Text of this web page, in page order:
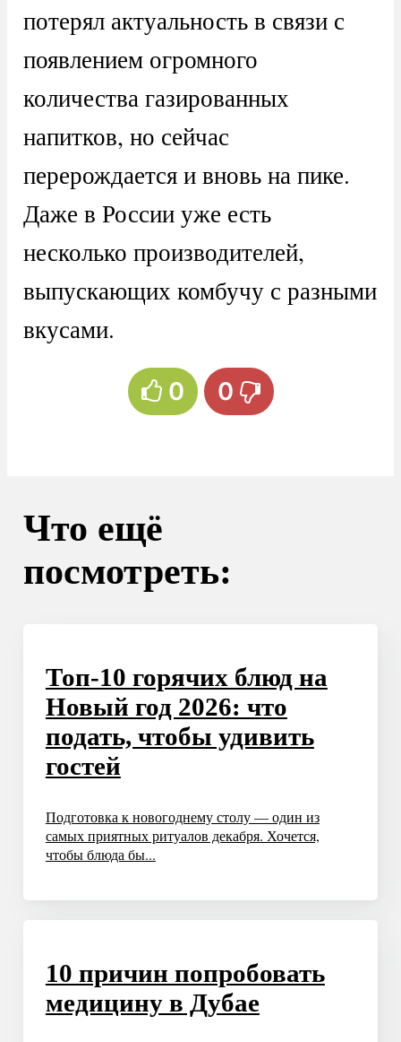
потерял актуальность в связи с
появлением огромного
количества газированных
напитков, но сейчас
перерождается и вновь на пике.
Даже в России уже есть
несколько производителей,
выпускающих комбучу с разными
вкусами.
0 0
Что ещё
посмотреть:
Топ-10 горячих блюд на
Новый год 2026: что
подать, чтобы удивить
гостей
Подготовка к новогоднему столу — один из
самых приятных ритуалов декабря. Хочется,
чтобы блюда бы...
10 причин попробовать
медицину в Дубае